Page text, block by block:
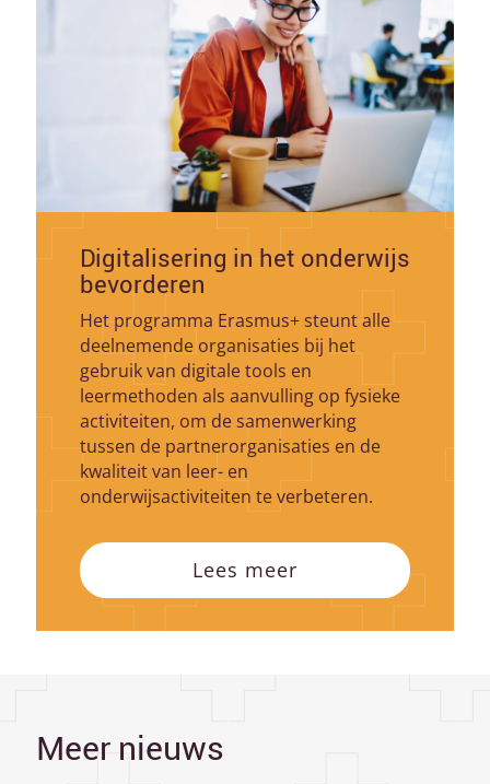
Digitalisering in het onderwijs
bevorderen
Het programma Erasmus+ steunt alle
deelnemende organisaties bij het
gebruik van digitale tools en
leermethoden als aanvulling op fysieke
activiteiten, om de samenwerking
tussen de partnerorganisaties en de
kwaliteit van leer- en
onderwijsactiviteiten te verbeteren.
Lees meer
Meer nieuws